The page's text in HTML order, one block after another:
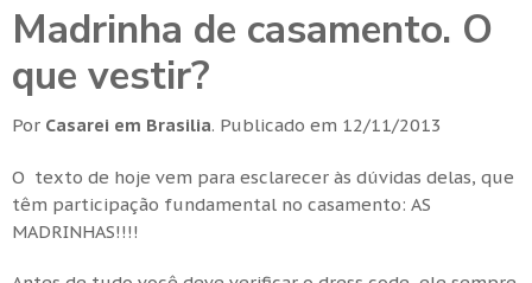
Madrinha de casamento. O
que vestir?
Por Casarei em Brasilia. Publicado em 12/11/2013
O texto de hoje vem para esclarecer às dúvidas delas, que
têm participação fundamental no casamento: AS
MADRINHAS!!!!